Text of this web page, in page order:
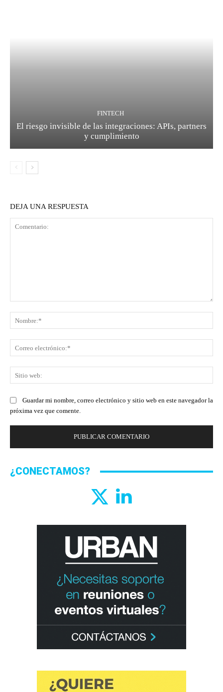
FINTECH
El riesgo invisible de las integraciones: APIs, partners
y cumplimiento
DEJA UNA RESPUESTA
Guardar mi nombre, correo electrónico y sitio web en este navegador la
próxima vez que comente.
¿CONECTAMOS?